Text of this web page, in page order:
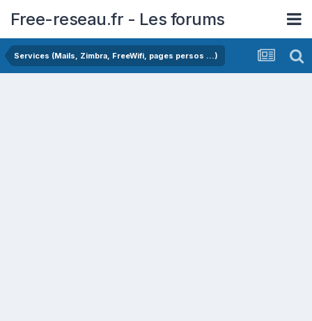
Free-reseau.fr - Les forums
Services (Mails, Zimbra, FreeWifi, pages persos ...)